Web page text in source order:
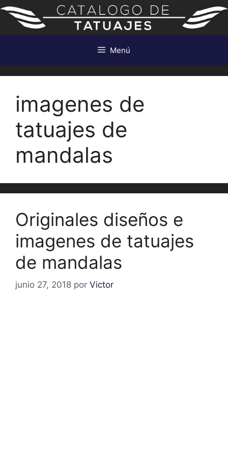
Saltar
contenido
Menú
imagenes de
tatuajes de
mandalas
Originales diseños e
imagenes de tatuajes
de mandalas
junio 27, 2018 por Victor